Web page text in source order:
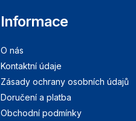
Informace
O nás
Kontaktní údaje
Zásady ochrany osobních údajů
Doručení a platba
Obchodní podmínky